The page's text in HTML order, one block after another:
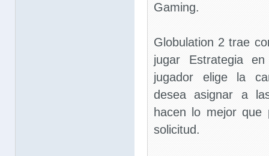
Gaming.
Globulation 2 trae
jugar Estrategia
jugador elige la
desea asignar a
hacen lo mejor que
solicitud.